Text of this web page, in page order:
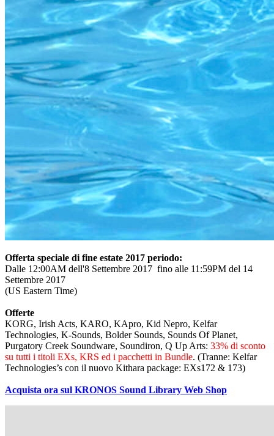
Offerta speciale di fine estate 2017 periodo:
Dalle 12:00AM dell'8 Settembre 2017 fino alle 11:59PM del 14
Settembre 2017
(US Eastern Time)
Offerte
KORG, Irish Acts, KARO, KApro, Kid Nepro, Kelfar
Technologies, K-Sounds, Bolder Sounds, Sounds Of Planet,
Purgatory Creek Soundware, Soundiron, Q Up Arts: 33% di sconto
su tutti i titoli EXs, KRS ed i pacchetti in Bundle. (Tranne: Kelfar
Technologies’s con il nuovo Kithara package: EXs172 & 173)
Acquista ora sul KRONOS Sound Library Web Shop